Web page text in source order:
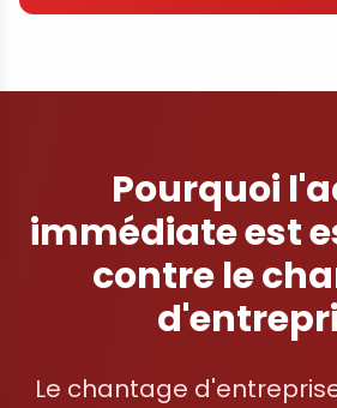
Pourquoi
immédiate est
contre le
Le chantage